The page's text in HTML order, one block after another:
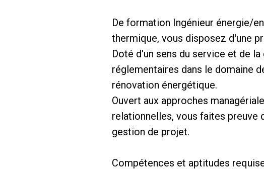
De formation Ingénieur énergie/
thermique, vous disposez d'une
Doté d'un sens du service et de
réglementaires dans le domaine
rénovation énergétique.
Ouvert aux approches
relationnelles, vous faites preuve
gestion de projet.
Compétences et aptitudes